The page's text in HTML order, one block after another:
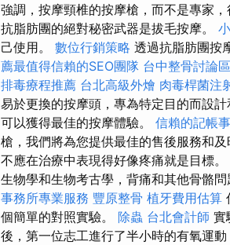
強調，按摩頸椎的按摩槍，而不是專家
抗脂肪團的絕對秘密武器是拔毛按摩。
己使用。 數位行銷策略 透過抗脂肪團按
薦最值得信賴的SEO團隊 台中整骨討論區
排毒療程推薦 台北高級外燴 肉毒桿菌注
易於更換的按摩頭，專為特定目的而設計
可以獲得最佳的按摩體驗。 信賴的記帳
槍，我們將為您提供最佳的售後服務和
不應在治療中表現得好像疼痛就是目標。
生物學和生物考古學，背痛和其他骨骼
事務所專業服務 豐原整骨 植牙費用估算
個簡單的對照實驗。 除蟲 台北會計師 實
後，第一位志工進行了半小時的有氧運